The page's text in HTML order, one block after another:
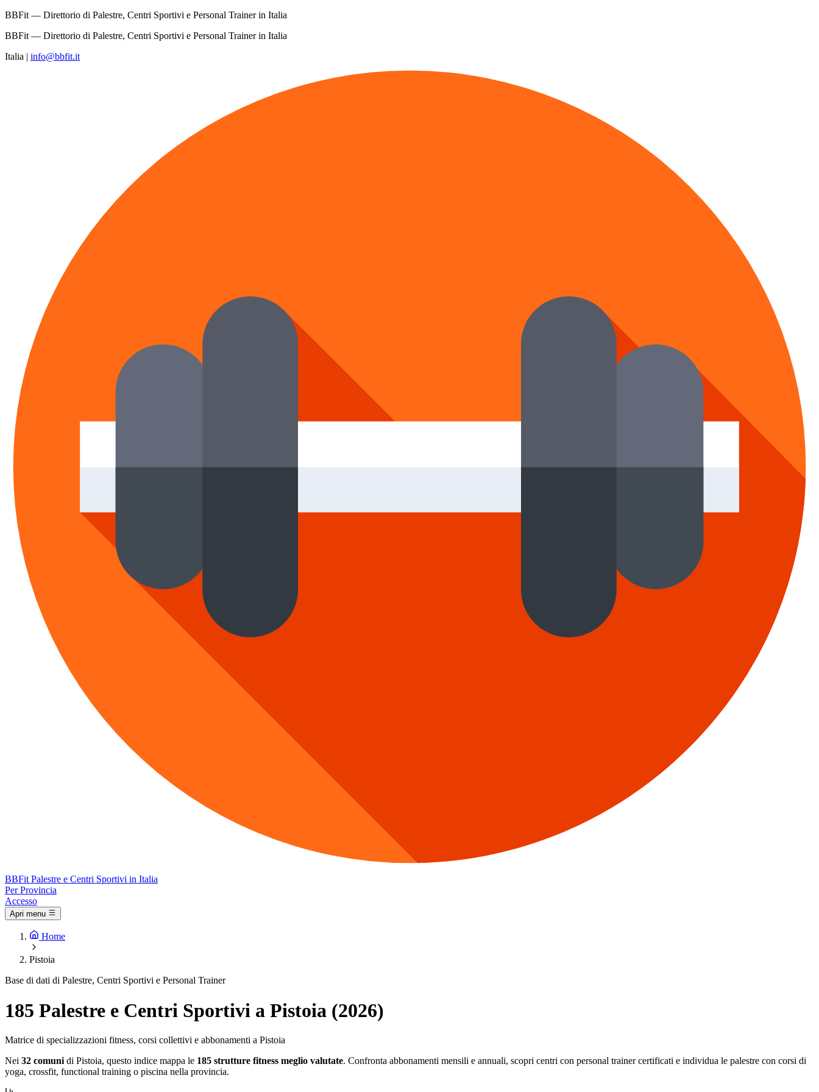
BBFit — Direttorio di Palestre, Centri Sportivi e Personal Trainer in Italia
BBFit — Direttorio di Palestre, Centri Sportivi e Personal Trainer in Italia
Italia | info@bbfit.it
BBFit Palestre e Centri Sportivi in Italia
Per Provincia
Accesso
Apri menu
Home
Pistoia
Base di dati di Palestre, Centri Sportivi e Personal Trainer
185 Palestre e Centri Sportivi a Pistoia (2026)
Matrice di specializzazioni fitness, corsi collettivi e abbonamenti a Pistoia
Nei 32 comuni di Pistoia, questo indice mappa le 185 strutture fitness meglio valutate. Confronta abbonamenti mensili e annuali, scopri centri con personal trainer certificati e individua le palestre con corsi di
yoga, crossfit, functional training o piscina nella provincia.